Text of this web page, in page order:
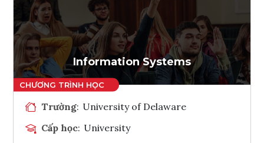
Ghi danh
Tham vấn Interlink
Information Systems
Trường: University of Delaware
Cấp học: University